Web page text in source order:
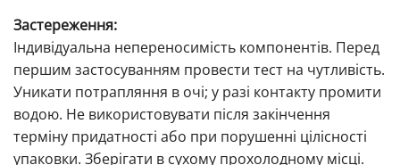
Застереження:
Індивідуальна непереносимість компонентів. Перед
першим застосуванням провести тест на чутливість.
Уникати потрапляння в очі; у разі контакту промити
водою. Не використовувати після закінчення
терміну придатності або при порушенні цілісності
упаковки. Зберігати в сухому прохолодному місці.